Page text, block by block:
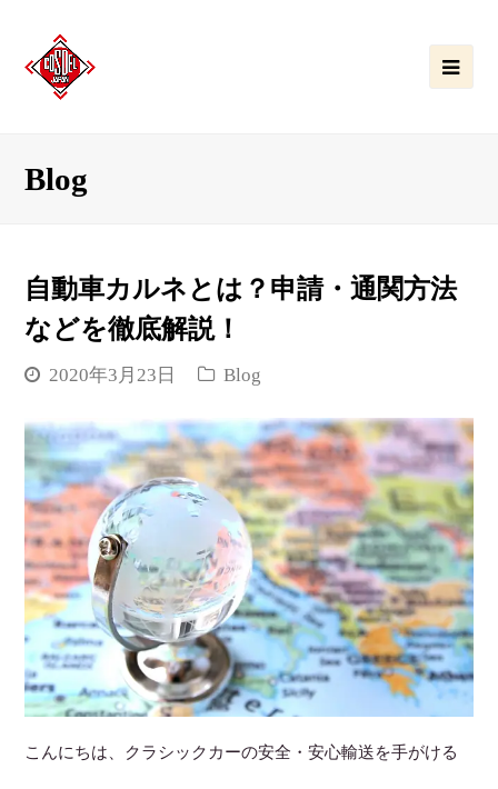
Blog
自動車カルネとは？申請・通関方法
などを徹底解説！
2020年3月23日 Blog
こんにちは、クラシックカーの安全・安心輸送を手がける